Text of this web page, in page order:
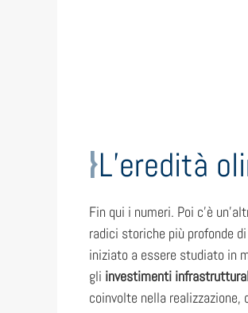
L’eredità
Fin qui i numeri. Poi c’è
radici storiche più profonde
iniziato a essere studiato in
gli investimenti
coinvolte nella